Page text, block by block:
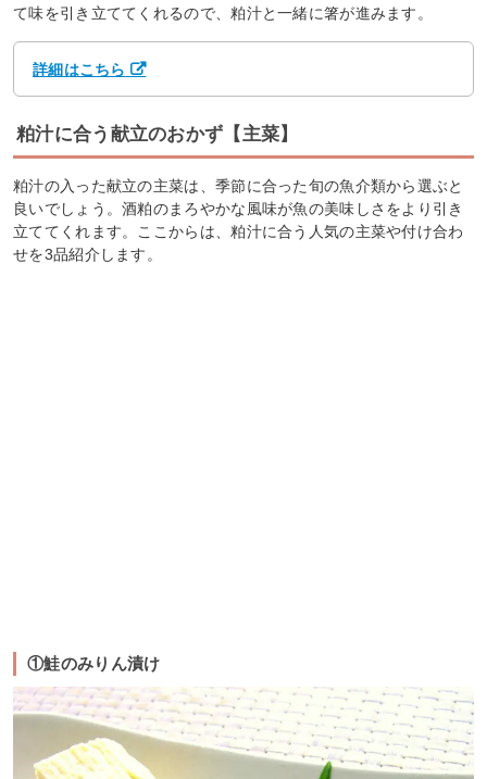
て味を引き立ててくれるので、粕汁と一緒に箸が進みます。
詳細はこちら
粕汁に合う献立のおかず【主菜】
粕汁の入った献立の主菜は、季節に合った旬の魚介類から選ぶと
良いでしょう。酒粕のまろやかな風味が魚の美味しさをより引き
立ててくれます。ここからは、粕汁に合う人気の主菜や付け合わ
せを3品紹介します。
①鮭のみりん漬け